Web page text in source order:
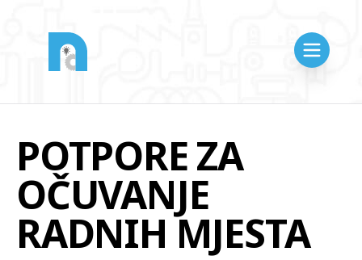
POTPORE ZA
OČUVANJE
RADNIH MJESTA